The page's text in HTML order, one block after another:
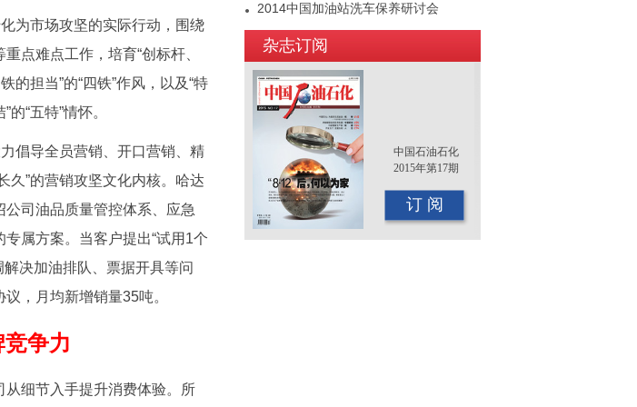
为市场攻坚的实际行动，围绕
点难点工作，培育“创标杆、
的担当”的“四铁”作风，以及“特
“五特”情怀。
倡导全员营销、开口营销、精
久”的营销攻坚文化内核。哈达
司油品质量管控体系、应急
属方案。当客户提出“试用1个
决加油排队、票据开具等问
，月均新增销量35吨。
争力
细节入手提升消费体验。所
2014中国加油站洗车保养研讨会
2015年（第十二届）中国国际油品行业
年终大会即将召开
杂志订阅
中国石油石化
2015年第17期
订 阅